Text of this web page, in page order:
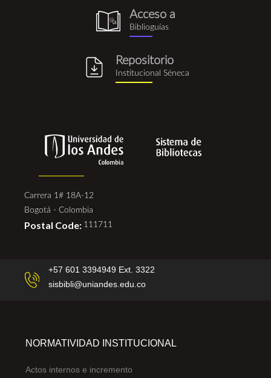
biblioguia.png
Acceso a
Biblioguías
Repositorio
Institucional Séneca
Carrera 1# 18A-12
Bogotá - Colombia
Postal Code: 111711
+57 601 3394949 Ext. 3322
sisbibli@uniandes.edu.co
NORMATIVIDAD INSTITUCIONAL
Actos internos e incremento